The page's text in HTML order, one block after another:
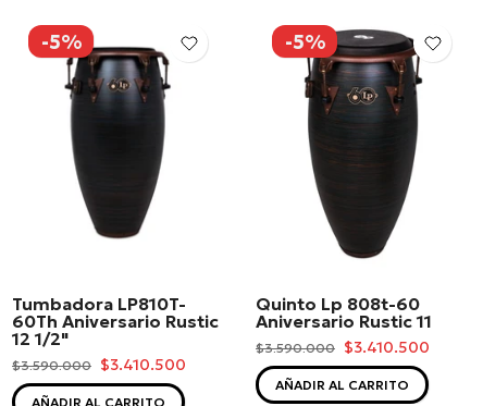
-5%
Tumbadora LP810T-
60Th Aniversario Rustic
12 1/2"
$3.590.000 $3.410.500
AÑADIR AL CARRITO
-5%
Quinto Lp 808t-60
Aniversario Rustic 11
$3.590.000 $3.410.500
AÑADIR AL CARRITO